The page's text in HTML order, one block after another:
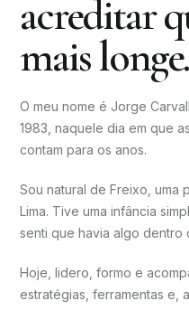
acreditar
mais longe.
O meu nome é Jorge
1983, naquele dia em que
contam para os anos.
Sou natural de Freixo, uma
Lima. Tive uma infância
senti que havia algo dentro
Hoje, lidero, formo e
estratégias, ferramentas e,